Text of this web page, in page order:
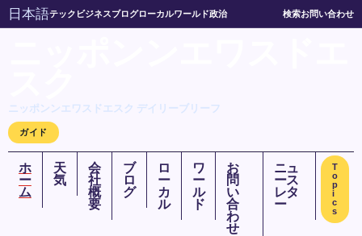
日本語テック ビジネスブログローカルワールド政治 検索お問い合わせ
ニッポンンエワスドエスク デイリーブリーフ
ガイド
ホ
ー
ム
天
気
会
社
概
要
ブ
ロ
グ
ロ
ー
カ
ル
ワ
ー
ル
ド
お
問
い
合
わ
せ
ニュ
ース
レタ
ー
T
o
p
i
c
s